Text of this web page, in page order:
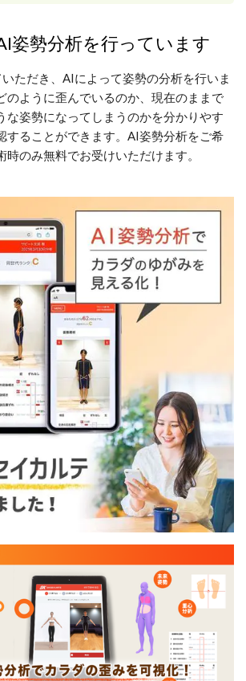
姿勢分析を行っています
ただき、AIによって姿勢の分析を行いま
のように歪んでいるのか、現在のままで
な姿勢になってしまうのかを分かりやす
することができます。AI姿勢分析をご希
のみ無料でお受けいただけます。